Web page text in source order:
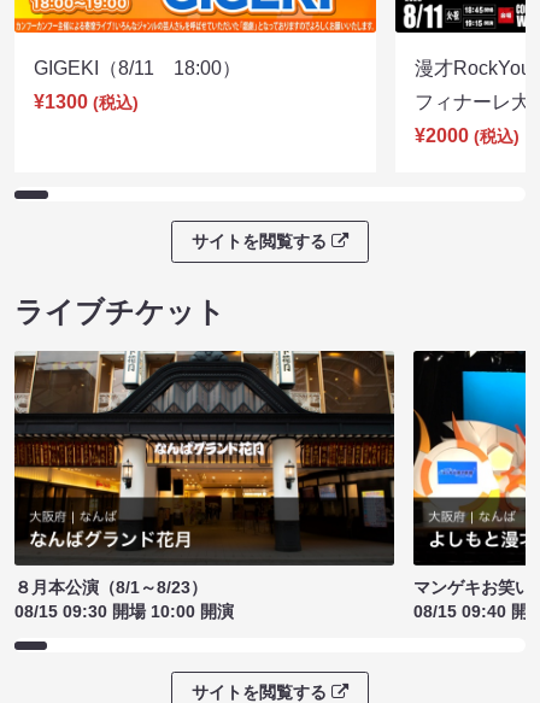
GIGEKI（8/11 18:00）
¥1300 (税込)
漫才RockYou
フィナーレ
¥2000 (税込)
サイトを閲覧する
ライブチケット
８月本公演（8/1～8/23）
08/15 09:30 開場 10:00 開演
マンゲキお笑い
08/15 09:40 開
サイトを閲覧する